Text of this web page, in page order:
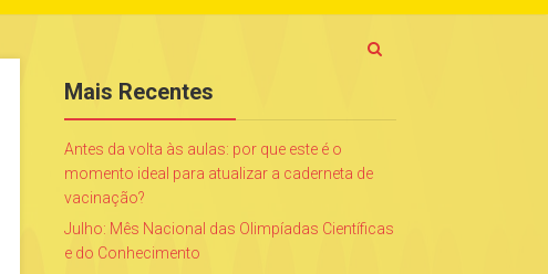
Mais Recentes
Antes da volta às aulas: por que este é o
momento ideal para atualizar a caderneta de
vacinação?
Julho: Mês Nacional das Olimpíadas Científicas
e do Conhecimento